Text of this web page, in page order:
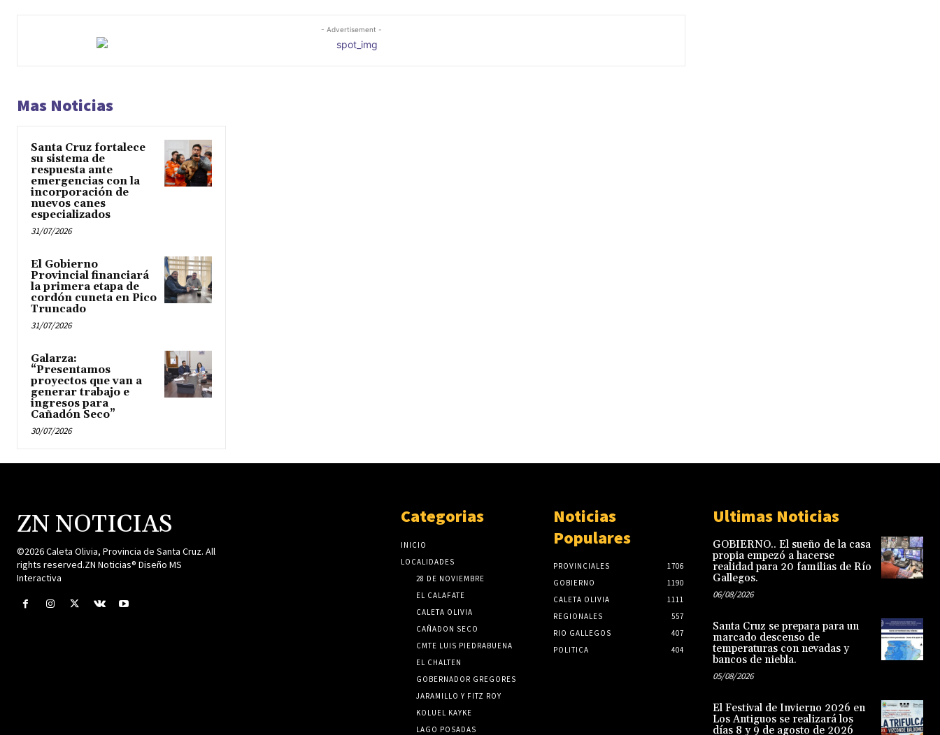
- Advertisement -
Mas Noticias
Santa Cruz fortalece
su sistema de
respuesta ante
emergencias con la
incorporación de
nuevos canes
especializados
31/07/2026
El Gobierno
Provincial financiará
la primera etapa de
cordón cuneta en Pico
Truncado
31/07/2026
Galarza:
“Presentamos
proyectos que van a
generar trabajo e
ingresos para
Cañadón Seco”
30/07/2026
ZN NOTICIAS
©2026 Caleta Olivia, Provincia de Santa Cruz. All
rights reserved.ZN Noticias® Diseño MS
Interactiva
Categorias
INICIO
LOCALIDADES
28 DE NOVIEMBRE
EL CALAFATE
CALETA OLIVIA
CAÑADON SECO
CMTE LUIS PIEDRABUENA
EL CHALTEN
GOBERNADOR GREGORES
JARAMILLO Y FITZ ROY
KOLUEL KAYKE
LAGO POSADAS
Noticias
Populares
PROVINCIALES
1706
GOBIERNO
1190
CALETA OLIVIA
1111
REGIONALES
557
RIO GALLEGOS
407
POLITICA
404
Ultimas Noticias
GOBIERNO.. El sueño de la casa
propia empezó a hacerse
realidad para 20 familias de Río
Gallegos.
06/08/2026
Santa Cruz se prepara para un
marcado descenso de
temperaturas con nevadas y
bancos de niebla.
05/08/2026
El Festival de Invierno 2026 en
Los Antiguos se realizará los
días 8 y 9 de agosto de 2026